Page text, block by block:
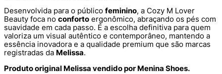
Desenvolvida para o público feminino, a Cozy M Lover
Beauty foca no conforto ergonômico, abraçando os pés com
suavidade em cada passo. É a escolha definitiva para quem
valoriza um visual autêntico e contemporâneo, mantendo a
essência inovadora e a qualidade premium que são marcas
registradas da Melissa.
Produto original Melissa vendido por Menina Shoes.